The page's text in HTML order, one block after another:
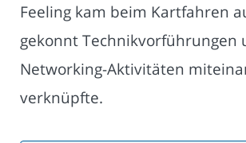
Feeling kam beim Kartfahren
gekonnt Technikvorführungen
Networking-Aktivitäten
verknüpfte.